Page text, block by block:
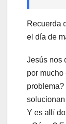
Recuerda
el día de
Jesús nos
por mucho
Y es allí